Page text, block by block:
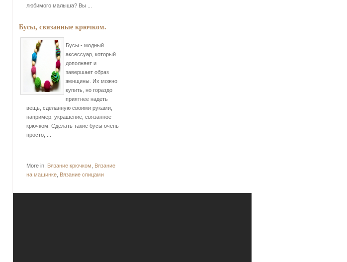
любимого малыша? Вы ...
Бусы, связанные крючком.
Бусы - модный
аксессуар, который
дополняет и
завершает образ
женщины. Их можно
купить, но гораздо
приятнее надеть
вещь, сделанную своими руками,
например, украшение, связанное
крючком. Сделать такие бусы очень
просто, ...
More in: Вязание крючком
Вязание
на машинке Вязание спицами